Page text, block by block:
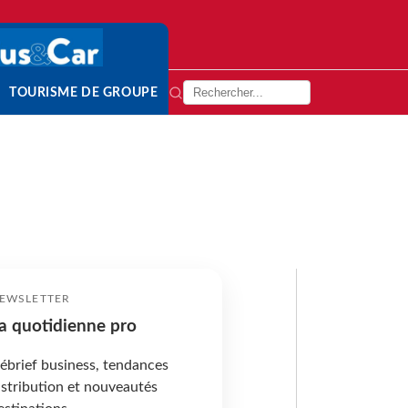
TOURISME DE GROUPE
quotidienne pro
business, tendances
et nouveautés